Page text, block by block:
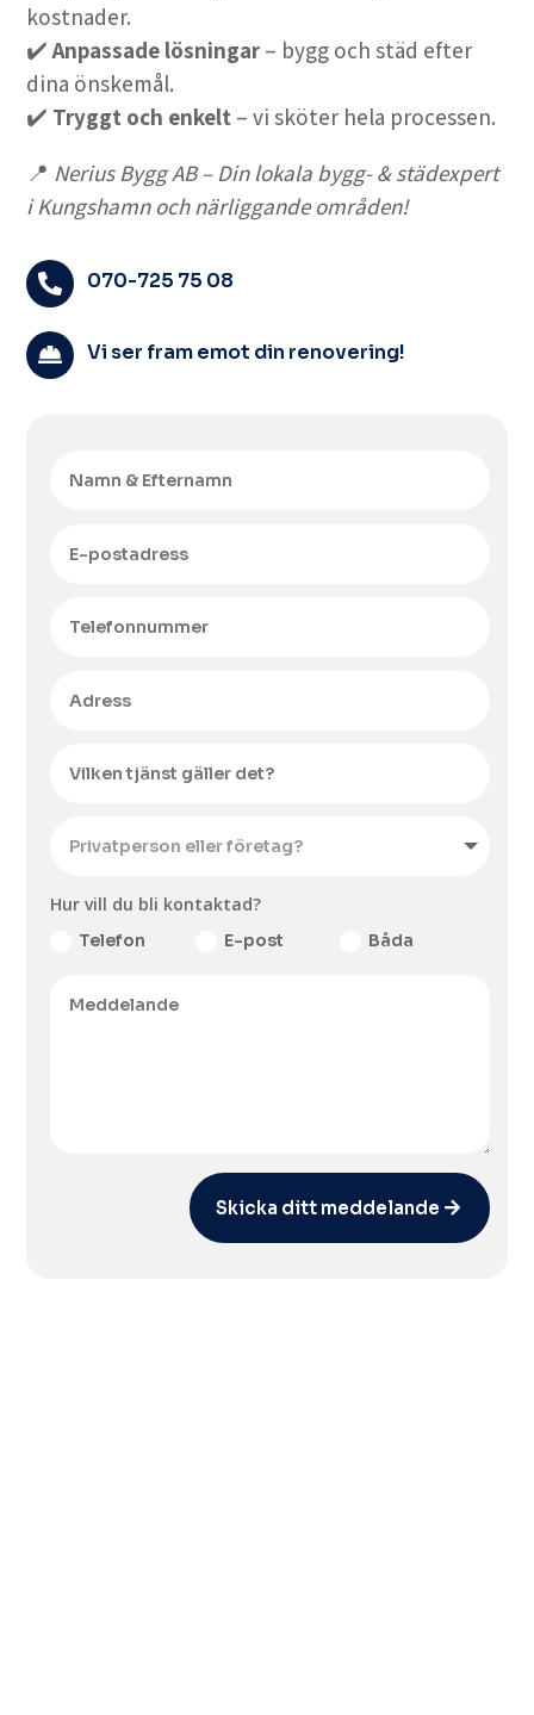
kostnader.
✔️Anpassade lösningar – bygg och städ efter
dina önskemål.
✔️ Tryggt och enkelt – vi sköter hela processen.
📍 Nerius Bygg AB – Din lokala bygg- & städexpert
i Kungshamn och närliggande områden!
 070-725 75 08
 Vi ser fram emot din renovering!
Hur vill du bli kontaktad?
Telefon E-post Båda
Skicka ditt meddelande